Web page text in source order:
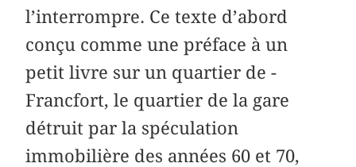
l’interrompre. Ce texte d’abord
conçu comme une préface à un
petit livre sur un quartier de ­
Francfort, le quartier de la gare
détruit par la spéculation
immobilière des années 60 et 70,